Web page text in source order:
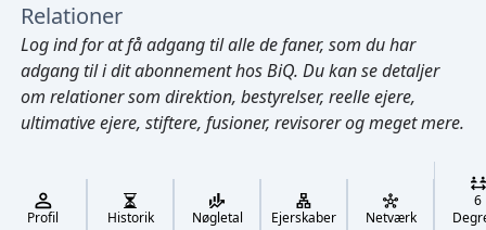
Cmd/Ctrl + K
Relationer
Log indfor at få adgang til alle de faner, som du har
adgang til i dit abonnement hos BiQ. Du kan se detaljer
om relationer som direktion, bestyrelser, reelle ejere,
ultimative ejere, stiftere, fusioner, revisorer og meget mere.
Profil Historik Nøgletal Ejerskaber Netværk
6